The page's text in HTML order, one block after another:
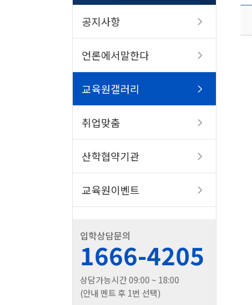
공지사항
언론에서말한다
교육원갤러리
취업맞춤
산학협약기관
교육원이벤트
입학상담문의
1666-4205
상담가능시간 09:00 ~ 18:00
(안내 멘트 후 1번 선택)